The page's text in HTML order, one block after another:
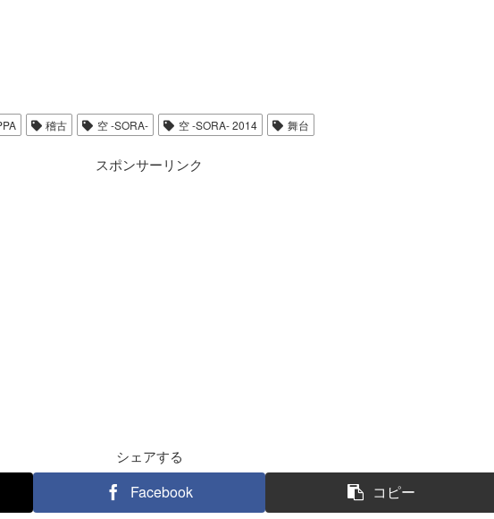
稽古 空 -SORA- 空 -SORA- 2014 舞台
スポンサーリンク
シェアする
Facebook コピー